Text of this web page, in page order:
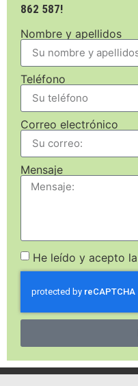
862 587!
Nombre y apellidos
Teléfono
Correo electrónico
Mensaje
He leído y acepto la